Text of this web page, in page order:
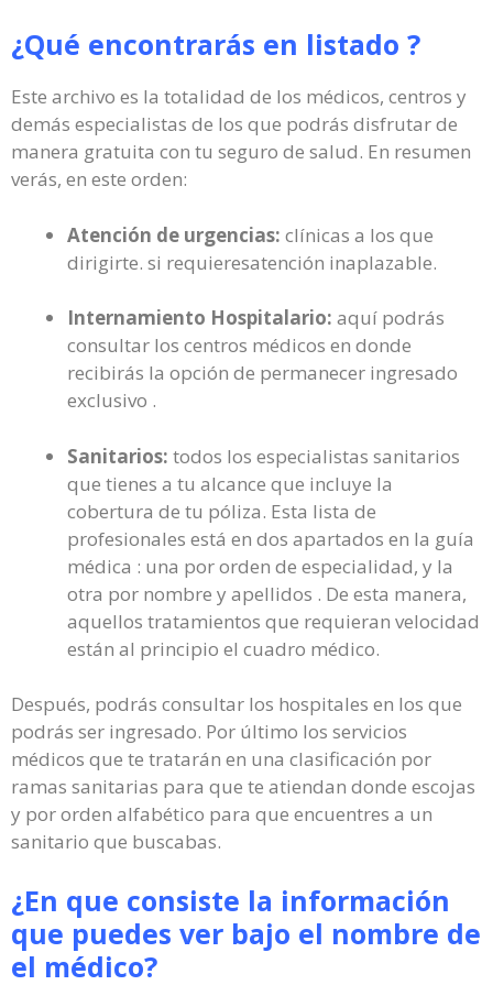
¿Qué encontrarás en listado ?
Este archivo es la totalidad de los médicos, centros y
demás especialistas de los que podrás disfrutar de
manera gratuita con tu seguro de salud. En resumen
verás, en este orden:
Atención de urgencias: clínicas a los que
dirigirte. si requieresatención inaplazable.
Internamiento Hospitalario: aquí podrás
consultar los centros médicos en donde
recibirás la opción de permanecer ingresado
exclusivo .
Sanitarios: todos los especialistas sanitarios
que tienes a tu alcance que incluye la
cobertura de tu póliza. Esta lista de
profesionales está en dos apartados en la guía
médica : una por orden de especialidad, y la
otra por nombre y apellidos . De esta manera,
aquellos tratamientos que requieran velocidad
están al principio el cuadro médico.
Después, podrás consultar los hospitales en los que
podrás ser ingresado. Por último los servicios
médicos que te tratarán en una clasificación por
ramas sanitarias para que te atiendan donde escojas
y por orden alfabético para que encuentres a un
sanitario que buscabas.
¿En que consiste la información
que puedes ver bajo el nombre de
el médico?